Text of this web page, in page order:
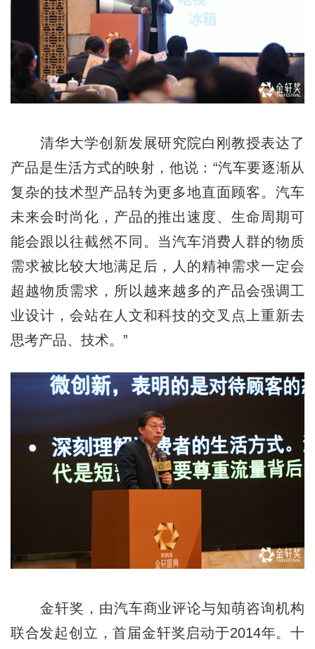
清华大学创新发展研究院白刚教授表达了
产品是生活方式的映射，他说：“汽车要逐渐从
复杂的技术型产品转为更多地直面顾客。汽车
未来会时尚化，产品的推出速度、生命周期可
能会跟以往截然不同。当汽车消费人群的物质
需求被比较大地满足后，人的精神需求一定会
超越物质需求，所以越来越多的产品会强调工
业设计，会站在人文和科技的交叉点上重新去
思考产品、技术。”
金轩奖，由汽车商业评论与知萌咨询机构
联合发起创立，首届金轩奖启动于2014年。十